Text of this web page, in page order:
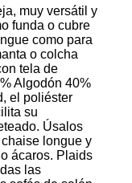
muy versátil y
funda o cubre
como para
o colcha
tela de
Algodón 40%
el poliéster
su
Úsalos
longue y
ácaros. Plaids
las